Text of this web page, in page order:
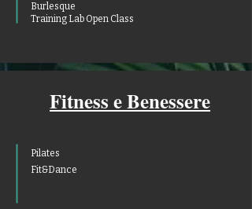
Burlesque
Training Lab Open Class
Fitness e Benessere
Pilates
Fit&Dance